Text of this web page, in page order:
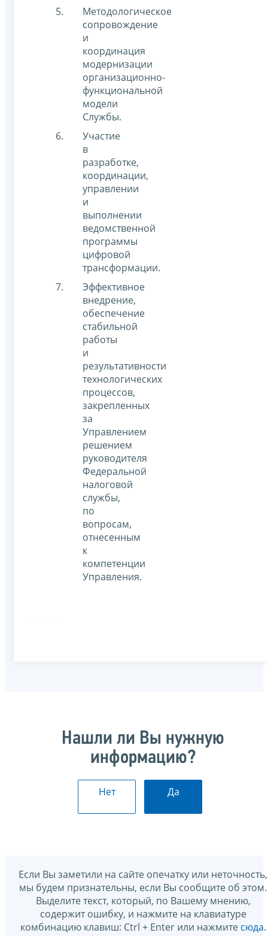
Методологическое
сопровождение
и
координация
модернизации
организационно-
функциональной
модели
Службы.
Участие
в
разработке,
координации,
управлении
и
выполнении
ведомственной
программы
цифровой
трансформации.
Эффективное
внедрение,
обеспечение
стабильной
работы
и
результативности
технологических
процессов,
закрепленных
за
Управлением
решением
руководителя
Федеральной
налоговой
службы,
по
вопросам,
отнесенным
к
компетенции
Управления.
Нашли ли Вы нужную
информацию?
Нет Да
Если Вы заметили на сайте опечатку или неточность,
мы будем признательны, если Вы сообщите об этом.
Выделите текст, который, по Вашему мнению,
содержит ошибку, и нажмите на клавиатуре
комбинацию клавиш: Ctrl + Enter или нажмите сюда.